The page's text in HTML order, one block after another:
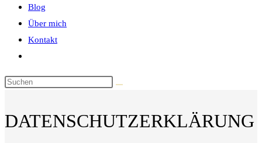
Blog
Über mich
Kontakt
umschalten
Diese
durchsuchen
DATENSCHUTZERKLÄRUNG